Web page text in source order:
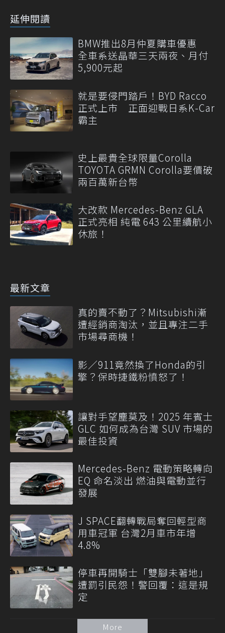
延伸閱讀
BMW推出8月仲夏購車優惠
全車系送晶華三天兩夜、月付
5,900元起
就是要侵門踏戶！BYD Racco
正式上市 正面迎戰日系K-Car
霸主
史上最貴全球限量Corolla
TOYOTA GRMN Corolla要價破
兩百萬新台幣
大改款 Mercedes-Benz GLA
正式亮相 純電 643 公里續航小
休旅！
最新文章
真的賣不動了？Mitsubishi漸
遭經銷商淘汰，並且專注二手
市場尋商機！
影／911竟然換了Honda的引
擎？保時捷鐵粉憤怒了！
讓對手望塵莫及！2025 年賓士
GLC 如何成為台灣 SUV 市場的
最佳投資
Mercedes-Benz 電動策略轉向
EQ 命名淡出 燃油與電動並行
發展
J SPACE翻轉戰局奪回輕型商
用車冠軍 台灣2月車市年增
4.8%
停車再開騎士「雙腳未著地」
遭罰引民怨！警回覆：這是規
定
More